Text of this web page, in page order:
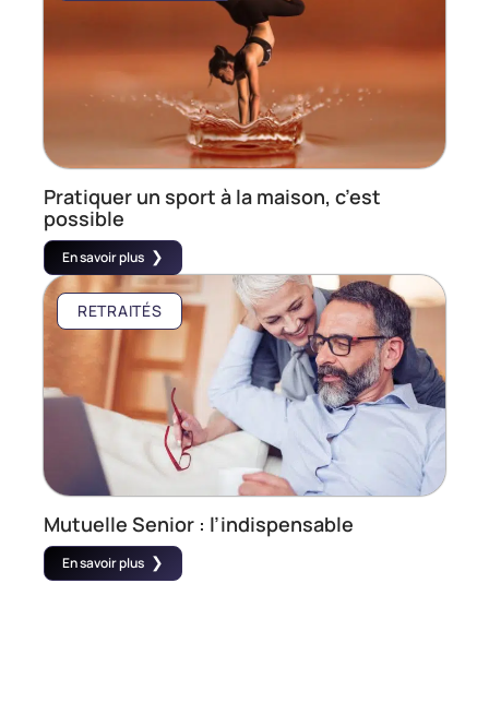
Pratiquer un sport à la maison, c’est
possible
En savoir plus
RETRAITÉS
Mutuelle Senior : l’indispensable
En savoir plus